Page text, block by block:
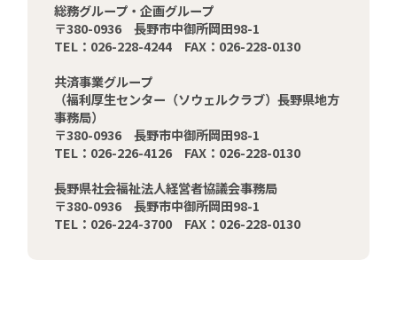
総務グループ・企画グループ
〒380-0936 長野市中御所岡田98-1
TEL：026-228-4244 FAX：026-228-0130
共済事業グループ
（福利厚生センター（ソウェルクラブ）長野県地方
事務局）
〒380-0936 長野市中御所岡田98-1
TEL：026-226-4126 FAX：026-228-0130
長野県社会福祉法人経営者協議会事務局
〒380-0936 長野市中御所岡田98-1
TEL：026-224-3700 FAX：026-228-0130